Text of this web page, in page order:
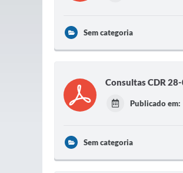
Sem categoria
Consultas CDR
Publicado em:
Sem categoria